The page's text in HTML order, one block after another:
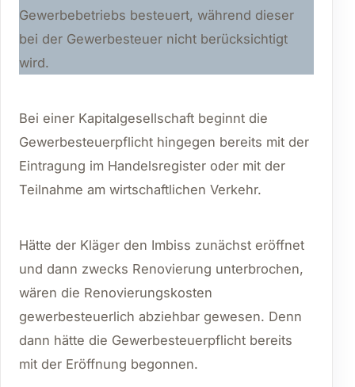
Gewerbebetriebs besteuert, während dieser
bei der Gewerbesteuer nicht berücksichtigt
wird.
Bei einer Kapitalgesellschaft beginnt die
Gewerbesteuerpflicht hingegen bereits mit der
Eintragung im Handelsregister oder mit der
Teilnahme am wirtschaftlichen Verkehr.
Hätte der Kläger den Imbiss zunächst eröffnet
und dann zwecks Renovierung unterbrochen,
wären die Renovierungskosten
gewerbesteuerlich abziehbar gewesen. Denn
dann hätte die Gewerbesteuerpflicht bereits
mit der Eröffnung begonnen.